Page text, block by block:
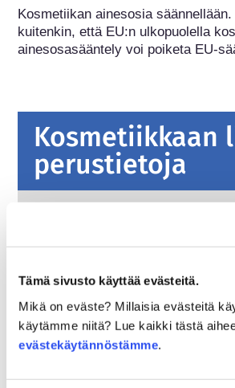
Tämä sivusto käyttää evästeitä.
Mikä on eväste? Millaisia evästeitä
käytämme niitä? Lue kaikki tästä
evästekäytännöstämme.
Kosmetiikan ainesosia
kuitenkin, että EU:n ulkopuolella
ainesosasääntely voi poiketa EU-
Kosmetiikkaan
perustietoja
Miten kosmetiikkatuotteiden
Tiukalla lainsäädännöllä
kosmetiikka- ja henkilökohtaisen
tuotteet ovat turvallisia ihmisille.
sekä kansalliset ja Euroopan
viranomaiset ovat yhdessä
Lue lisää
Mitä on hyvä tietää
häiritsevistä kemikaaleista?
hygienian tuotteissa käytettyjen